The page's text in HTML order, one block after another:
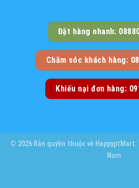
Đặt hàng nhanh:
Chăm sóc khách hàng:
Khiếu nại đơn hàng:
© 2026 Bản quyền thuộc về HappyptMart.
Nam